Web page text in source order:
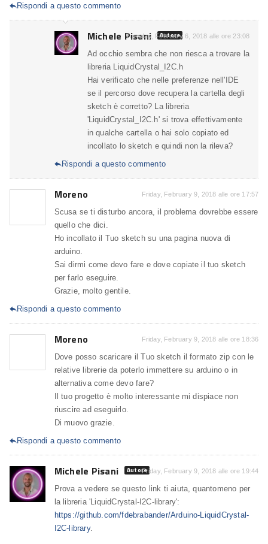
Rispondi a questo commento
Michele Pisani Autore
Tuesday, February 6, 2018 alle ore 23:08
Ad occhio sembra che non riesca a trovare la
libreria LiquidCrystal_I2C.h
Hai verificato che nelle preferenze nell'IDE
se il percorso dove recupera la cartella degli
sketch è corretto? La libreria
'LiquidCrystal_I2C.h' si trova effettivamente
in qualche cartella o hai solo copiato ed
incollato lo sketch e quindi non la rileva?
Rispondi a questo commento
Moreno Friday, February 9, 2018 alle ore 17:57
Scusa se ti disturbo ancora, il problema dovrebbe essere
quello che dici.
Ho incollato il Tuo sketch su una pagina nuova di
arduino.
Sai dirmi come devo fare e dove copiate il tuo sketch
per farlo eseguire.
Grazie, molto gentile.
Rispondi a questo commento
Moreno Friday, February 9, 2018 alle ore 18:36
Dove posso scaricare il Tuo sketch il formato zip con le
relative librerie da poterlo immettere su arduino o in
alternativa come devo fare?
Il tuo progetto è molto interessante mi dispiace non
riuscire ad eseguirlo.
Di muovo grazie.
Rispondi a questo commento
Michele Pisani AutoreFriday, February 9, 2018 alle ore 19:44
Prova a vedere se questo link ti aiuta, quantomeno per
la libreria 'LiquidCrystal-I2C-library':
https://github.com/fdebrabander/Arduino-LiquidCrystal-
I2C-library.